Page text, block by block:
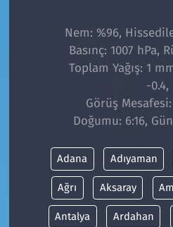
Nem: %96,
Basınç: 1007 hPa,
Toplam Yağış: 1
-0.4,
Görüş
Doğumu: 6:16, Gün
Adana Adıyaman
Ağrı Aksaray
Antalya Ardahan